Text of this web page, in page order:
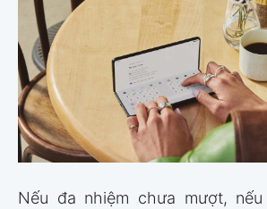
Nếu đa nhiệm chưa mượt,